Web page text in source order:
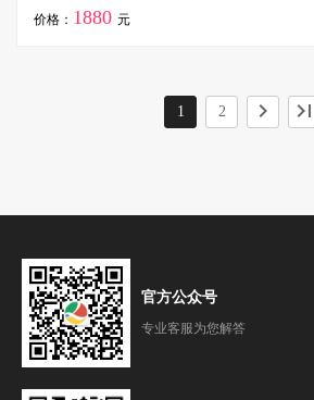
价格： 1880 元
1 2 chevron_right last_page
官方公众号
专业客服为您解答